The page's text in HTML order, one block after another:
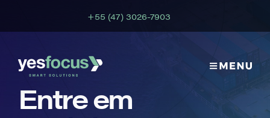
+55 (47) 3026-7903
Entre em